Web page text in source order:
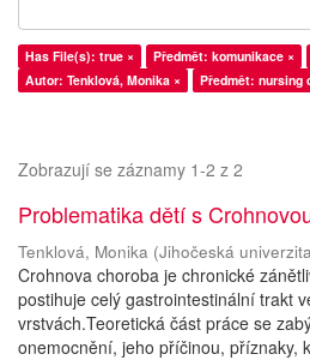
Has File(s): true × Předmět: komunikace ×
Autor: Tenklová, Monika ×
Předmět: nursing
Zobrazují se záznamy 1-2 z 2
Problematika dětí s
Tenklová, Monika (Jihočeská
Crohnova choroba je chronické
postihuje celý gastrointestinální trakt
vrstvách.Teoretická část práce se
onemocnění, jeho příčinou, příznaky,